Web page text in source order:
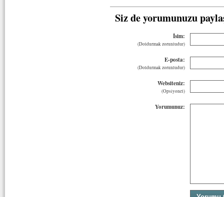
Siz de yorumunuzu
İsim:
(Doldurmak zorunludur)
E-posta:
(Doldurmak zorunludur)
Websiteniz:
(Opsiyonel)
Yorumunuz: